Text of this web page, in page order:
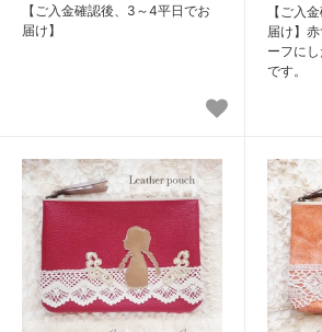
【ご入金確認後、3～4平日でお
届け】
【ご入
届け】
ーフに
です。